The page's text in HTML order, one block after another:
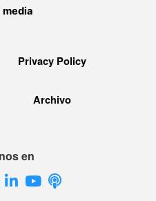
media
Privacy Policy
Archivo
en